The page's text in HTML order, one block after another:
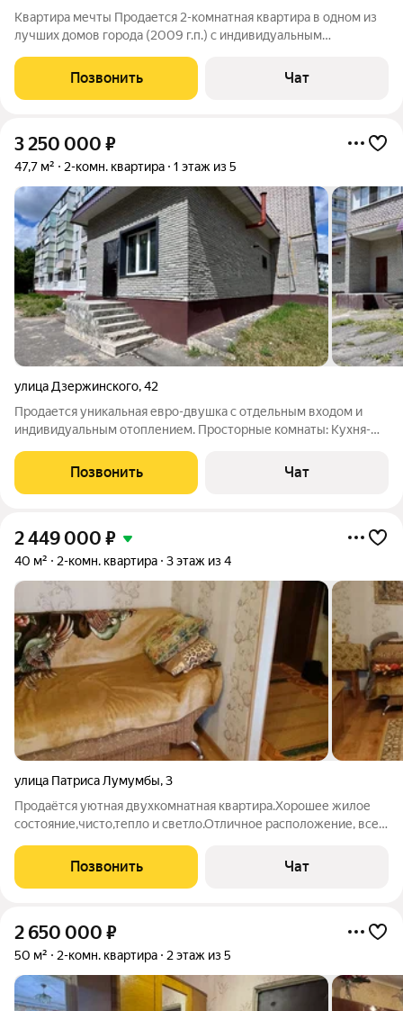
Квартира мечты Продается 2-комнатная квартира в одном из
лучших домов города (2009 г.п.) с индивидуальным
теплые полы на кухне и с/у, продуманная планировка. Окна
выходят на две стороны. Внутри
Позвонить Чат
3 250 000 ₽
47,7 м² 2-комн. квартира 1 этаж из 5
улица Дзержинского,42
Продается уникальная евро-двушка с отдельным входом и
индивидуальным отоплением. Просторные комнаты: Кухня-
Потолки 3 метра. Новая крыша. Дом расположен в удалении от
дороги, но вся инфраструктура
Позвонить Чат
2 449 000 ₽
40 м² 2-комн. квартира 3 этаж из 4
улица Патриса Лумумбы,3
Продаётся уютная двухкомнатная квартира.Хорошее жилое
состояние,чисто,тепло и светло.Отличное расположение, все
Позвонить Чат
2 650 000 ₽
50 м² 2-комн. квартира 2 этаж из 5